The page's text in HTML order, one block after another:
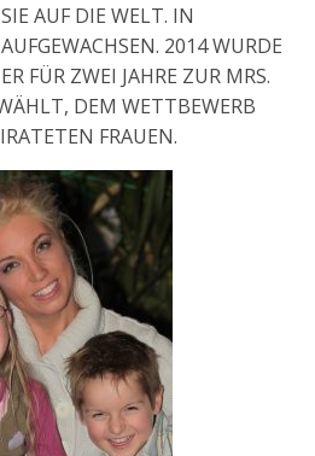
AUF DIE WELT. IN
2014 WURDE
FÜR ZWEI JAHRE ZUR MRS.
DEM WETTBEWERB
FRAUEN.